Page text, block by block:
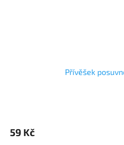
Přívěšek
je
59 Kč